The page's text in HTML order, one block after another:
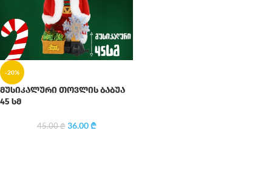
-20%
მუსიკალური თოვლის ბაბუა
45 სმ
45.00₾ 36.00₾